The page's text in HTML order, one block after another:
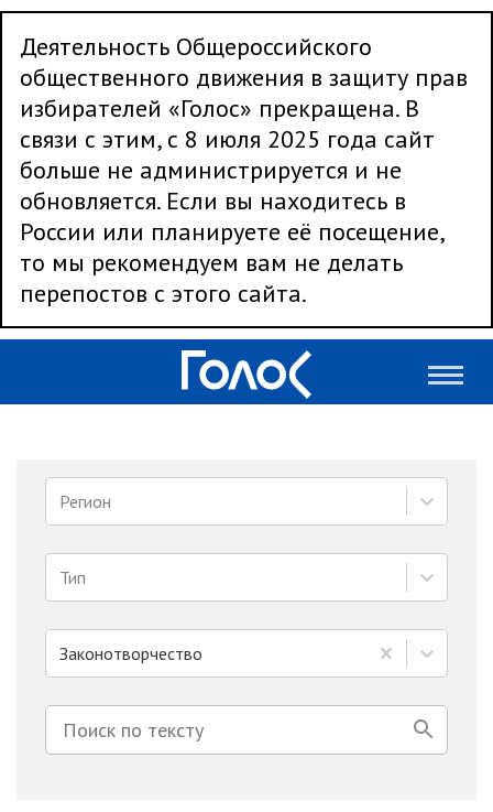
Деятельность Общероссийского
общественного движения в защиту прав
избирателей «Голос» прекращена. В
связи с этим, с 8 июля 2025 года сайт
больше не администрируется и не
обновляется. Если вы находитесь в
России или планируете её посещение,
то мы рекомендуем вам не делать
перепостов с этого сайта.
Регион
Тип
Законотворчество